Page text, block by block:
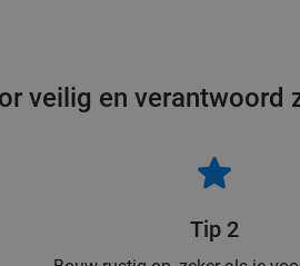
veilig en verantwoord
Tip 2